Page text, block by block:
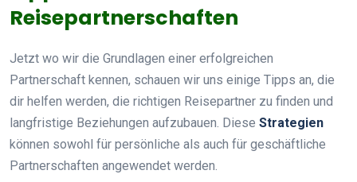
Reisepartnerschaften
Jetzt wo wir die Grundlagen einer erfolgreichen
Partnerschaft kennen, schauen wir uns einige Tipps an, die
dir helfen werden, die richtigen Reisepartner zu finden und
langfristige Beziehungen aufzubauen. Diese Strategien
können sowohl für persönliche als auch für geschäftliche
Partnerschaften angewendet werden.